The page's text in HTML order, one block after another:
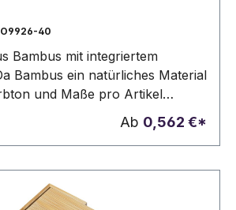
40
Bambus mit integriertem
Bambus ein natürliches Material
und Maße pro Artikel
kann zu Abweichungen im
Ab 0,562 €*